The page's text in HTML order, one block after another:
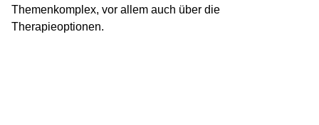
Themenkomplex, vor allem auch über die
Therapieoptionen.